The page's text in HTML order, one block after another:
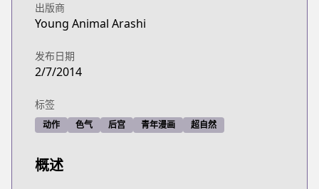
出版商
Young Animal Arashi
发布日期
2/7/2014
标签
动作 色气 后宫 青年漫画 超自然
概述